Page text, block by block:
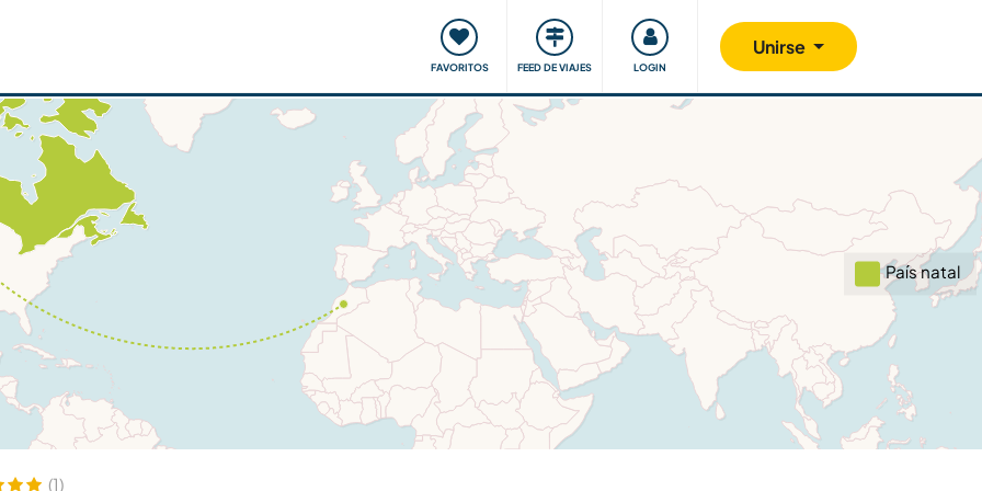
FAVORITOS FEED DE VIAJES LOGIN
Unirse
Viajar y aprender Comunidad Nos implicamos
País natal
(1)